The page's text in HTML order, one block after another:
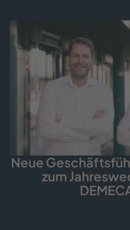
Neue
zum